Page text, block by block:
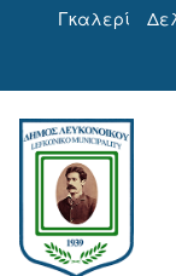
Γκαλερί